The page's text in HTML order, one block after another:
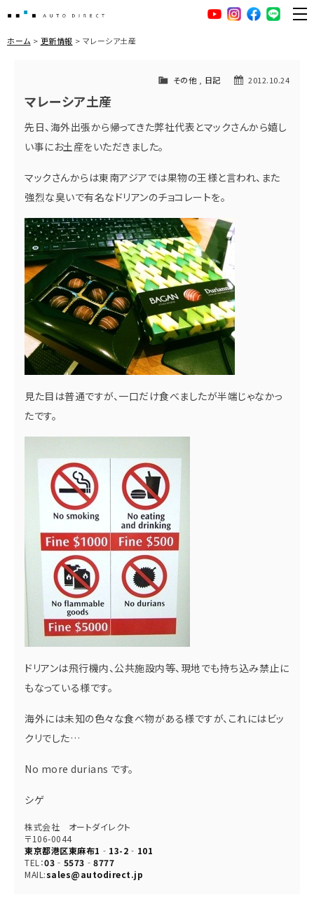
AUTO DIRECT YouTubeInstagramfacebook
LINE
ホーム 更新情報 マレーシア土産
2012.10.24
その他 日記
マレーシア土産
先日、海外出張から帰ってきた弊社代表とマックさんから嬉し
い事にお土産をいただきました。
マックさんからは東南アジアでは果物の王様と言われ、また
強烈な臭いで有名なドリアンのチョコレートを。
見た目は普通ですが、一口だけ食べましたが半端じゃなかっ
たです。
ドリアンは飛行機内、公共施設内等、現地でも持ち込み禁止に
もなっている様です。
海外には未知の色々な食べ物がある様ですが、これにはビッ
クリでした…
No more durians です。
シゲ
株式会社 オートダイレクト
〒106-0044
東京都港区東麻布1‐13-2‐101
TEL：03‐5573‐8777
MAIL:sales@autodirect.jp